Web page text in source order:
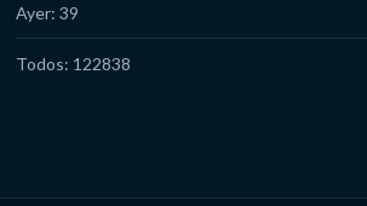
Ayer: 39
Todos: 122838